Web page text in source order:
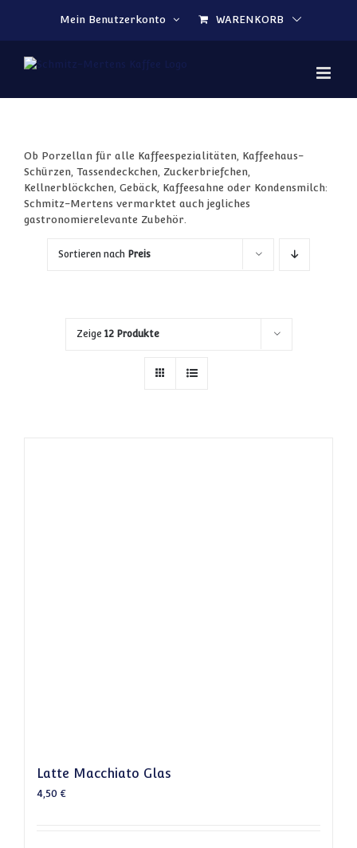
Mein Benutzerkonto
WARENKORB
Ob Porzellan für alle Kaffeespezialitäten, Kaffeehaus-
Schürzen, Tassendeckchen, Zuckerbriefchen,
Kellnerblöckchen, Gebäck, Kaffeesahne oder Kondensmilch:
Schmitz-Mertens vermarktet auch jegliches
gastronomierelevante Zubehör.
Sortieren nach Preis
Zeige 12 Produkte
Latte Macchiato Glas
4,50 €